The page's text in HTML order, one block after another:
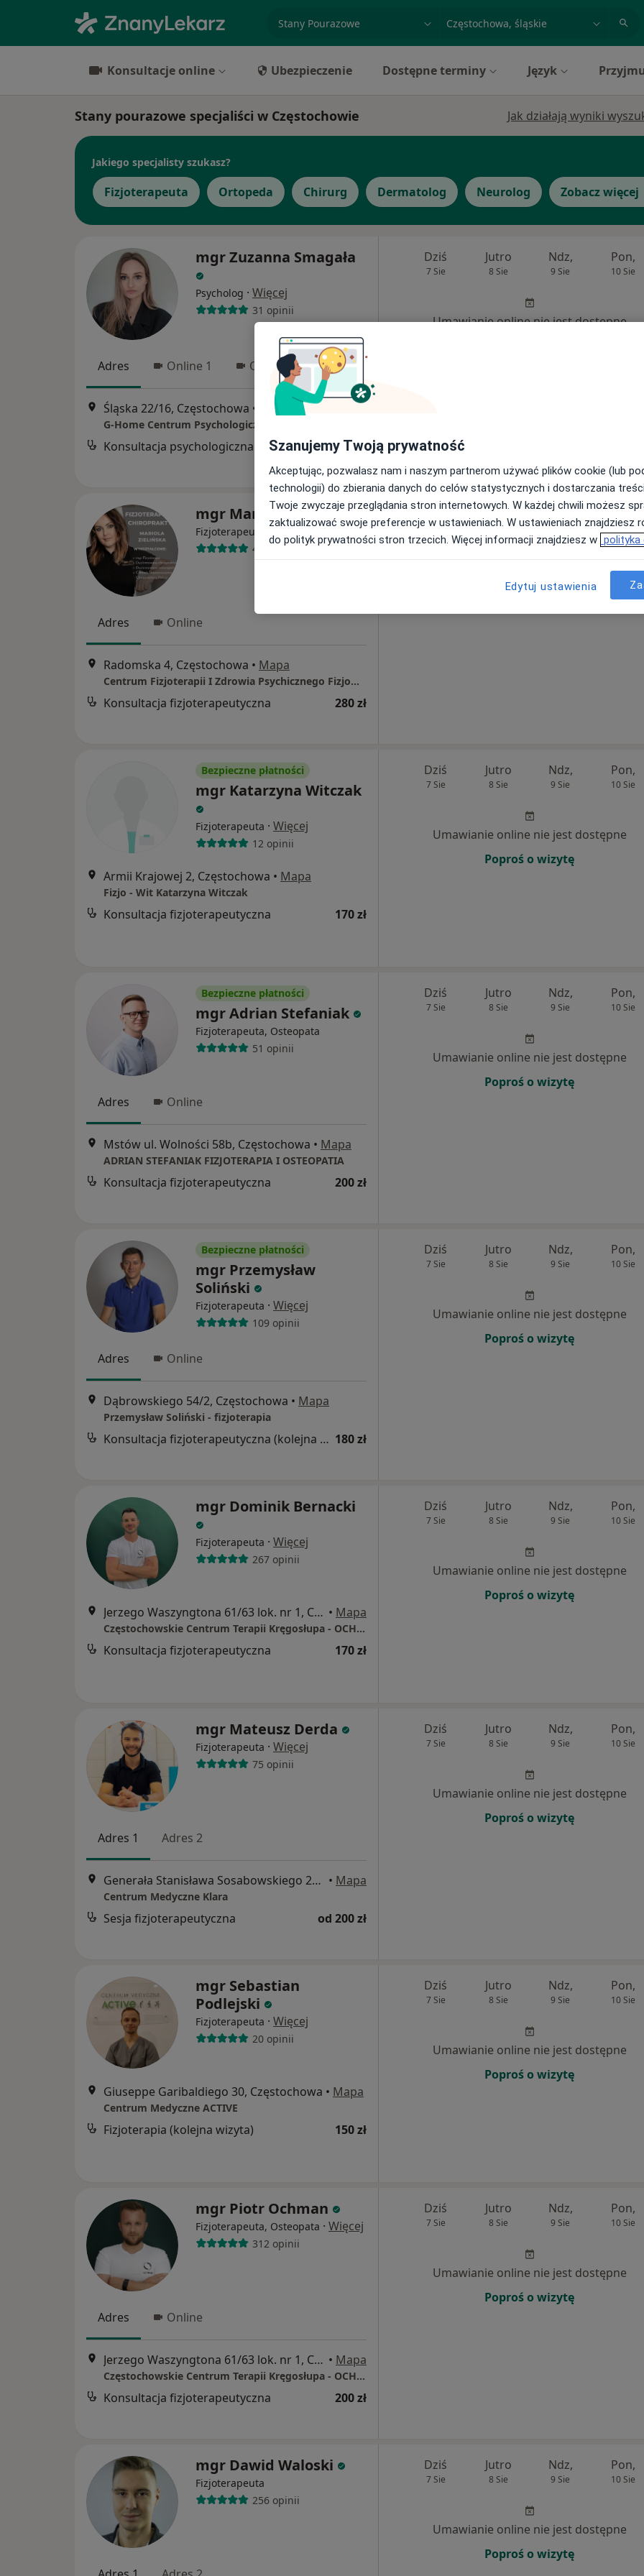
miasto lub dzielnica
Konsultacje online Ubezpieczenie Dostępne terminy Język
Stany pourazowe specjaliści w Częstochowie Jak działają wyniki
Jakiego specjalisty szukasz?
Fizjoterapeuta Ortopeda Chirurg Dermatolog Neurolog Zobacz więcej
mgr Zuzanna Smagała
Psycholog · Więcej
31 opinii
Adres Online 1 Online 2 Online 3
Śląska 22/16, Częstochowa • Mapa
G-Home Centrum Psychologiczno-Medyczne 2
Konsultacja psychologiczna online 230 zł
Dziś
7 Sie
Jutro
8 Sie
Ndz,
9 Sie
Pon,
10 Sie
Umawianie online nie jest dostępne
mgr Mariola Zielinska
Fizjoterapeuta ·Więcej
426 opinii
Adres Online
Radomska 4, Częstochowa • Mapa
Centrum Fizjoterapii I Zdrowia Psychicznego FizjoNatura Mariola Zielińska
Konsultacja fizjoterapeutyczna 280 zł
Dziś
7 Sie
Jutro
8 Sie
Ndz,
9 Sie
Pon,
10 Sie
Bezpieczne płatności
mgr Katarzyna Witczak
Fizjoterapeuta · Więcej
12 opinii
Armii Krajowej 2, Częstochowa • Mapa
Fizjo - Wit Katarzyna Witczak
Konsultacja fizjoterapeutyczna 170 zł
Dziś
7 Sie
Jutro
8 Sie
Ndz,
9 Sie
Pon,
10 Sie
Umawianie online nie jest dostępne
Poproś o wizytę
Bezpieczne płatności
mgr Adrian Stefaniak
Fizjoterapeuta, Osteopata
51 opinii
Adres Online
Mstów ul. Wolności 58b, Częstochowa • Mapa
ADRIAN STEFANIAK FIZJOTERAPIA I OSTEOPATIA
Konsultacja fizjoterapeutyczna 200 zł
Dziś
7 Sie
Jutro
8 Sie
Ndz,
9 Sie
Pon,
10 Sie
Umawianie online nie jest dostępne
Poproś o wizytę
Bezpieczne płatności
mgr Przemysław
Soliński
Fizjoterapeuta · Więcej
109 opinii
Adres Online
Dąbrowskiego 54/2, Częstochowa • Mapa
Przemysław Soliński - fizjoterapia
Konsultacja fizjoterapeutyczna (kolejna wizyta) 180 zł
Dziś
7 Sie
Jutro
8 Sie
Ndz,
9 Sie
Pon,
10 Sie
Umawianie online nie jest dostępne
Poproś o wizytę
mgr Dominik Bernacki
Fizjoterapeuta · Więcej
267 opinii
Jerzego Waszyngtona 61/63 lok. nr 1, Częstochowa • Mapa
Częstochowskie Centrum Terapii Kręgosłupa - OCHMED
Konsultacja fizjoterapeutyczna 170 zł
Dziś
7 Sie
Jutro
8 Sie
Ndz,
9 Sie
Pon,
10 Sie
Umawianie online nie jest dostępne
Poproś o wizytę
mgr Mateusz Derda
Fizjoterapeuta · Więcej
75 opinii
Adres 1 Adres 2
Generała Stanisława Sosabowskiego 21, Częstochowa • Mapa
Centrum Medyczne Klara
Sesja fizjoterapeutyczna od 200 zł
Dziś
7 Sie
Jutro
8 Sie
Ndz,
9 Sie
Pon,
10 Sie
Umawianie online nie jest dostępne
Poproś o wizytę
mgr Sebastian
Podlejski
Fizjoterapeuta · Więcej
20 opinii
Giuseppe Garibaldiego 30, Częstochowa • Mapa
Centrum Medyczne ACTIVE
Fizjoterapia (kolejna wizyta) 150 zł
Dziś
7 Sie
Jutro
8 Sie
Ndz,
9 Sie
Pon,
10 Sie
Umawianie online nie jest dostępne
Poproś o wizytę
mgr Piotr Ochman
Fizjoterapeuta, Osteopata · Więcej
312 opinii
Adres Online
Jerzego Waszyngtona 61/63 lok. nr 1, Częstochowa • Mapa
Częstochowskie Centrum Terapii Kręgosłupa - OCHMED
Konsultacja fizjoterapeutyczna 200 zł
Dziś
7 Sie
Jutro
8 Sie
Ndz,
9 Sie
Pon,
10 Sie
Umawianie online nie jest dostępne
Poproś o wizytę
mgr Dawid Waloski
Fizjoterapeuta
256 opinii
Dziś
7 Sie
Jutro
8 Sie
Ndz,
9 Sie
Pon,
10 Sie
Umawianie online nie jest dostępne
Poproś o wizytę
Szanujemy Twoją prywatność
Akceptując, pozwalasz nam i naszym partnerom używać plików cookie (lub
technologii) do zbierania danych do celów statystycznych i dostarczania
Twoje zwyczaje przeglądania stron internetowych. W każdej chwili możesz
zaktualizować swoje preferencje w ustawieniach. W ustawieniach znajdziesz
do polityk prywatności stron trzecich. Więcej informacji znajdziesz w polityka
Edytuj ustawienia